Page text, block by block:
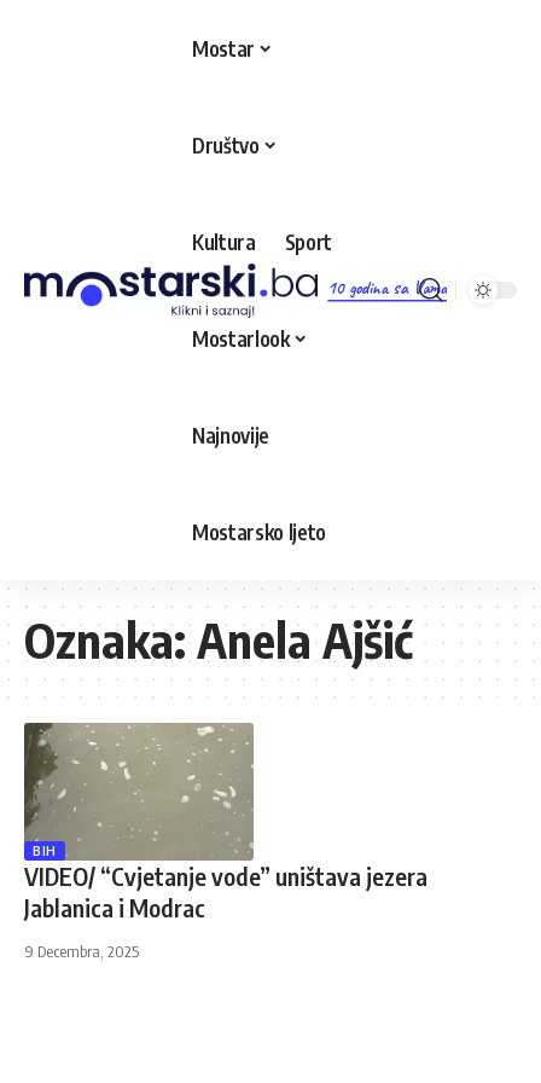
10 godina sa Vama
Mostar
Društvo
Kultura Sport
Mostarlook
Najnovije
Mostarsko ljeto
Oznaka:Anela Ajšić
BIH
VIDEO/ “Cvjetanje vode” uništava jezera
Jablanica i Modrac
9 Decembra, 2025